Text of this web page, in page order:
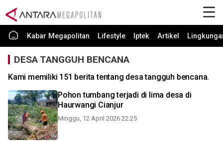
Kabar Megapolitan Lifestyle Iptek Artikel
DESA TANGGUH BENCANA
Kami memiliki 151 berita tentang desa tangguh bencana.
Pohon tumbang terjadi di lima desa di
Haurwangi Cianjur
Minggu, 12 April 2026 22:25